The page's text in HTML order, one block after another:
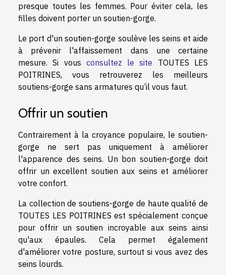
presque toutes les femmes. Pour éviter cela, les
filles doivent porter un soutien-gorge.
Le port d'un soutien-gorge soulève les seins et aide
à prévenir l'affaissement dans une certaine
mesure. Si vous consultez le site TOUTES LES
POITRINES, vous retrouverez les meilleurs
soutiens-gorge sans armatures qu’il vous faut.
Offrir un soutien
Contrairement à la croyance populaire, le soutien-
gorge ne sert pas uniquement à améliorer
l'apparence des seins. Un bon soutien-gorge doit
offrir un excellent soutien aux seins et améliorer
votre confort.
La collection de soutiens-gorge de haute qualité de
TOUTES LES POITRINES est spécialement conçue
pour offrir un soutien incroyable aux seins ainsi
qu'aux épaules. Cela permet également
d'améliorer votre posture, surtout si vous avez des
seins lourds.